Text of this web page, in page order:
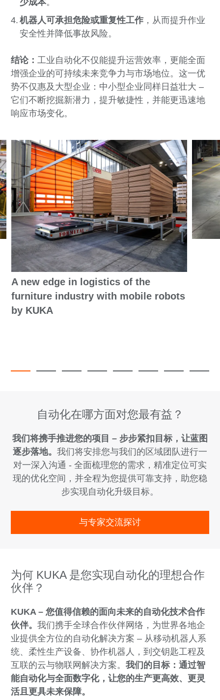
机器人可承担危险或重复性工作 ，从而提升作业
安全性并降低事故风险。
结论： 工业自动化不仅能提升运营效率，更能全面
增强企业的可持续未来竞争力与市场地位。这一优
势不仅惠及大型企业：中小型企业同样日益壮大 –
它们不断挖掘新潜力，提升敏捷性，并能更迅速地
响应市场变化。
A new edge in logistics of the
furniture industry with mobile robots
by KUKA
自动化在哪方面对您最有益？
我们将携手推进您的项目 – 步步紧扣目标，让蓝图
逐步落地。 我们将安排您与我们的区域团队进行一
对一深入沟通 - 全面梳理您的需求，精准定位可实
现的优化空间，并全程为您提供可靠支持，助您稳
步实现自动化升级目标。
与专家交流探讨
为何 KUKA 是您实现自动化的理想合作
伙伴？
KUKA – 您值得信赖的面向未来的自动化技术合作
伙伴。我们携手全球合作伙伴网络，为世界各地企
业提供全方位的自动化解决方案 – 从移动机器人系
统、柔性生产设备、协作机器人，到交钥匙工程及
互联的云与物联网解决方案。我们的目标：通过智
能自动化与全面数字化，让您的生产更高效、更灵
活且更具未来保障。